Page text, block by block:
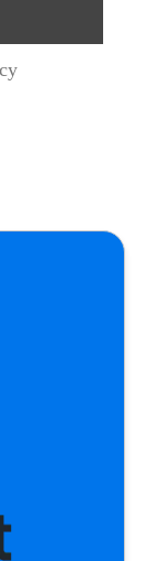
Rotația
cum îl
de ce se